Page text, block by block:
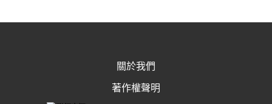
關於我們
著作權聲明